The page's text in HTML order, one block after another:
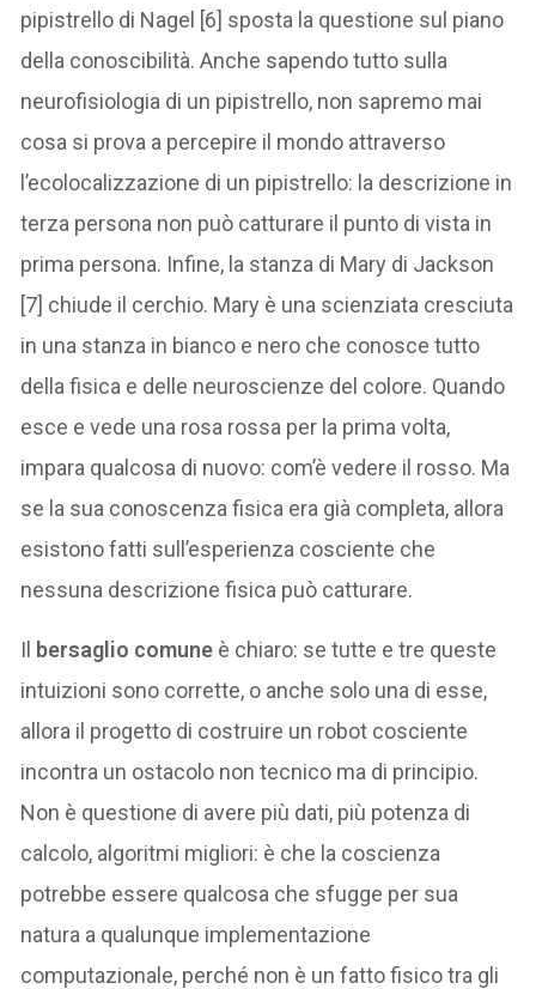
pipistrello di Nagel [6] sposta la questione sul piano
della conoscibilità. Anche sapendo tutto sulla
neurofisiologia di un pipistrello, non sapremo mai
cosa si prova a percepire il mondo attraverso
l’ecolocalizzazione di un pipistrello: la descrizione in
terza persona non può catturare il punto di vista in
prima persona. Infine, la stanza di Mary di Jackson
[7] chiude il cerchio. Mary è una scienziata cresciuta
in una stanza in bianco e nero che conosce tutto
della fisica e delle neuroscienze del colore. Quando
esce e vede una rosa rossa per la prima volta,
impara qualcosa di nuovo: com’è vedere il rosso. Ma
se la sua conoscenza fisica era già completa, allora
esistono fatti sull’esperienza cosciente che
nessuna descrizione fisica può catturare.
Il bersaglio comune è chiaro: se tutte e tre queste
intuizioni sono corrette, o anche solo una di esse,
allora il progetto di costruire un robot cosciente
incontra un ostacolo non tecnico ma di principio.
Non è questione di avere più dati, più potenza di
calcolo, algoritmi migliori: è che la coscienza
potrebbe essere qualcosa che sfugge per sua
natura a qualunque implementazione
computazionale, perché non è un fatto fisico tra gli